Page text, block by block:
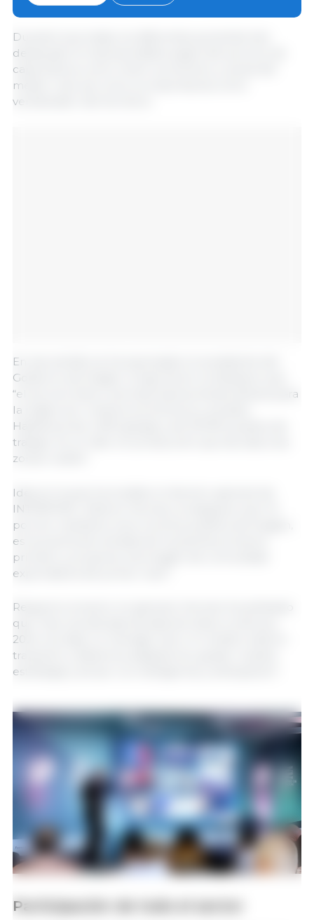
Durante la jornada, los diferentes ponentes han
destacado el imprescindible papel del porcino de
capa blanca como motor económico y social del
medio rural, así como su importancia como
vertebrador del territorio.
En ese sentido se ha expresado el presidente del
Gobierno de Aragón, Jorge Azcón, al destacar que
“el porcino tiene una importancia extraordinaria para
la región por motivos económicos y sociales.
Hablamos de 4.300 granjas y de 20.000 puestos de
trabajo. Es un líder en producción que da vida a las
zonas rurales”.
Idea en la que ha incidido el director general de
INTERPORC, Alberto Herranz, al asegurar que “el
porcino mantiene vivos muchos pueblos de Aragón,
es la puerta de entrada de los jóvenes al sector
primario y proyecta una imagen de comunidad
exportadora de primer nivel”.
Respecto al sector en general, Herranz ha señalado
que “tras una década dorada de éxitos continuos,
2024 nos dejó un mensaje claro: el modelo está en
transición y debemos adaptarnos, ajustar nuestra
estrategia y actuar con inteligencia y anticipación”.
Participación de todo el sector